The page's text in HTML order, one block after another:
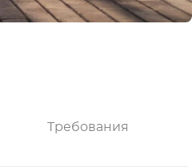
Требования